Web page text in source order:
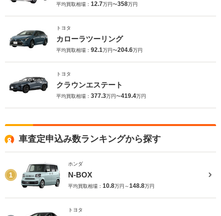
平均買取相場： 12.7万円〜358万円
トヨタ
カローラツーリング
平均買取相場： 92.1万円〜204.6万円
トヨタ
クラウンエステート
平均買取相場： 377.3万円〜419.4万円
車査定申込み数ランキングから探す
1
ホンダ
N-BOX
平均買取相場： 10.8万円～148.8万円
トヨタ